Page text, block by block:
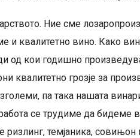
Ние сме
и квалитетно вино. Како
од кои годишно
квалитетно грозје за
па така нашата
се трудиме да бидеме
ризлинг, темјаника,